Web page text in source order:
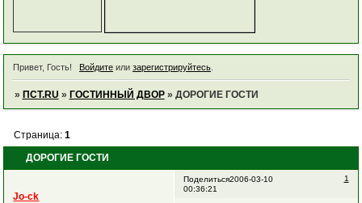
Привет, Гость! Войдитеили зарегистрируйтесь.
» ПСТ.RU » ГОСТИННЫЙ ДВОР » ДОРОГИЕ ГОСТИ
ДОРОГИЕ ГОСТИ
Страница: 1
Поделиться 1
2006-03-10
00:36:21
Jo-ck